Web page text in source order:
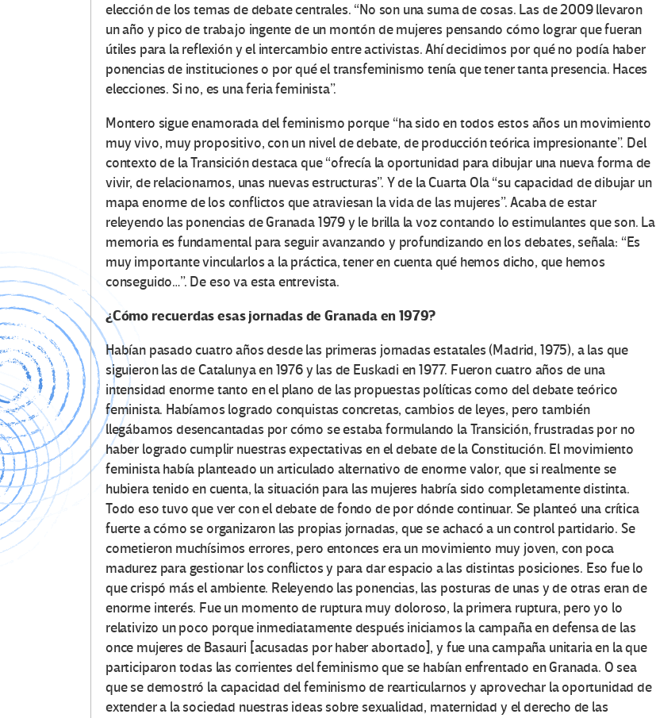
elección de los temas de debate centrales. “No son una suma de cosas. Las de 2009 llevaron
un año y pico de trabajo ingente de un montón de mujeres pensando cómo lograr que fueran
útiles para la reflexión y el intercambio entre activistas. Ahí decidimos por qué no podía haber
ponencias de instituciones o por qué el transfeminismo tenía que tener tanta presencia. Haces
elecciones. Si no, es una feria feminista”.
Montero sigue enamorada del feminismo porque “ha sido en todos estos años un movimiento
muy vivo, muy propositivo, con un nivel de debate, de producción teórica impresionante”. Del
contexto de la Transición destaca que “ofrecía la oportunidad para dibujar una nueva forma de
vivir, de relacionarnos, unas nuevas estructuras”. Y de la Cuarta Ola “su capacidad de dibujar un
mapa enorme de los conflictos que atraviesan la vida de las mujeres”. Acaba de estar
releyendo las ponencias de Granada 1979 y le brilla la voz contando lo estimulantes que son. La
memoria es fundamental para seguir avanzando y profundizando en los debates, señala: “Es
muy importante vincularlos a la práctica, tener en cuenta qué hemos dicho, que hemos
conseguido…”. De eso va esta entrevista.
¿Cómo recuerdas esas jornadas de Granada en 1979?
Habían pasado cuatro años desde las primeras jornadas estatales (Madrid, 1975), a las que
siguieron las de Catalunya en 1976 y las de Euskadi en 1977. Fueron cuatro años de una
intensidad enorme tanto en el plano de las propuestas políticas como del debate teórico
feminista. Habíamos logrado conquistas concretas, cambios de leyes, pero también
llegábamos desencantadas por cómo se estaba formulando la Transición, frustradas por no
haber logrado cumplir nuestras expectativas en el debate de la Constitución. El movimiento
feminista había planteado un articulado alternativo de enorme valor, que si realmente se
hubiera tenido en cuenta, la situación para las mujeres habría sido completamente distinta.
Todo eso tuvo que ver con el debate de fondo de por dónde continuar. Se planteó una crítica
fuerte a cómo se organizaron las propias jornadas, que se achacó a un control partidario. Se
cometieron muchísimos errores, pero entonces era un movimiento muy joven, con poca
madurez para gestionar los conflictos y para dar espacio a las distintas posiciones. Eso fue lo
que crispó más el ambiente. Releyendo las ponencias, las posturas de unas y de otras eran de
enorme interés. Fue un momento de ruptura muy doloroso, la primera ruptura, pero yo lo
relativizo un poco porque inmediatamente después iniciamos la campaña en defensa de las
once mujeres de Basauri [acusadas por haber abortado], y fue una campaña unitaria en la que
participaron todas las corrientes del feminismo que se habían enfrentado en Granada. O sea
que se demostró la capacidad del feminismo de rearticularnos y aprovechar la oportunidad de
extender a la sociedad nuestras ideas sobre sexualidad, maternidad y el derecho de las